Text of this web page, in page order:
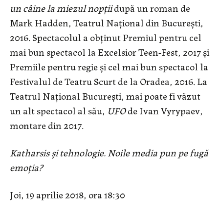
un câine la miezul nopțiidupă un roman de
Mark Hadden, Teatrul Național din București,
2016. Spectacolul a obținut Premiul pentru cel
mai bun spectacol la Excelsior Teen-Fest, 2017 și
Premiile pentru regie și cel mai bun spectacol la
Festivalul de Teatru Scurt de la Oradea, 2016. La
Teatrul Național București, mai poate fi văzut
un alt spectacol al său, UFOde Ivan Vyrypaev,
montare din 2017.
Katharsis și tehnologie. Noile media pun pe fugă
emoția?
Joi, 19 aprilie 2018, ora 18:30